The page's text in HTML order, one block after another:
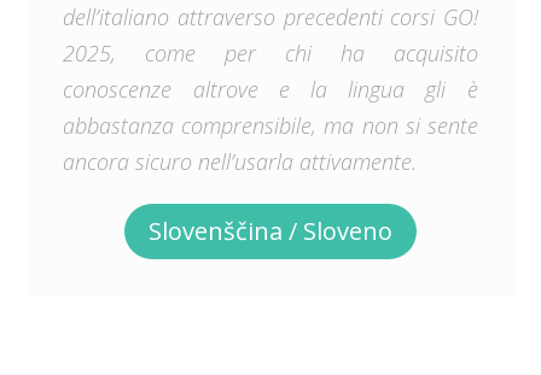
dell’italiano attraverso precedenti corsi GO!
2025, come per chi ha acquisito
conoscenze altrove e la lingua gli è
abbastanza comprensibile, ma non si sente
ancora sicuro nell’usarla attivamente.
Slovenščina / Sloveno